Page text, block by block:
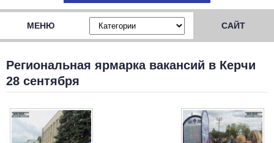
МЕНЮ САЙТ
Региональная ярмарка вакансий в Керчи
28 сентября